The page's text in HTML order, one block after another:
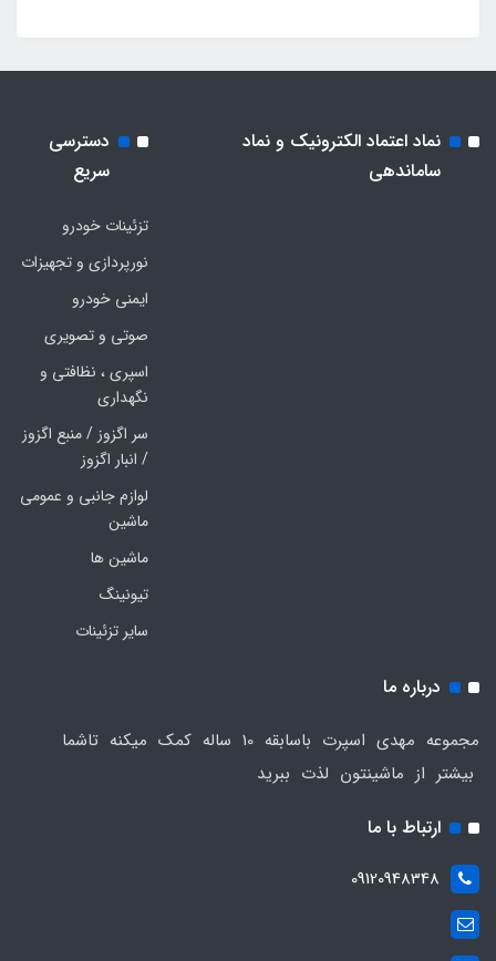
نماد اعتماد الکترونیک و نماد
ساماندهی
دسترسی
سریع
تزئینات خودرو
نورپردازی و تجهیزات
ایمنی خودرو
صوتی و تصویری
اسپری ، نظافتی و
نگهداری
سر اگزوز / منبع اگزوز
/ انبار اگزوز
لوازم جانبی و عمومی
ماشین
ماشین ها
تیونینگ
سایر تزئینات
درباره ما
مجموعه مهدی اسپرت باسابقه 10 ساله کمک میکنه تاشما
بیشتر از ماشینتون لذت ببرید
ارتباط با ما
09120948348